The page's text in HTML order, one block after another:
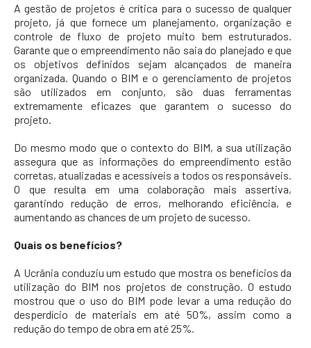
A gestão de projetos é crítica para o sucesso de qualquer
projeto, já que fornece um planejamento, organização e
controle de fluxo de projeto muito bem estruturados.
Garante que o empreendimento não saia do planejado e que
os objetivos definidos sejam alcançados de maneira
organizada. Quando o BIM e o gerenciamento de projetos
são utilizados em conjunto, são duas ferramentas
extremamente eficazes que garantem o sucesso do
projeto.
Do mesmo modo que o contexto do BIM, a sua utilização
assegura que as informações do empreendimento estão
corretas, atualizadas e acessíveis a todos os responsáveis.
O que resulta em uma colaboração mais assertiva,
garantindo redução de erros, melhorando eficiência, e
aumentando as chances de um projeto de sucesso.
Quais os benefícios?
A Ucrânia conduziu um estudo que mostra os benefícios da
utilização do BIM nos projetos de construção. O estudo
mostrou que o uso do BIM pode levar a uma redução do
desperdício de materiais em até 50%, assim como a
redução do tempo de obra em até 25%.